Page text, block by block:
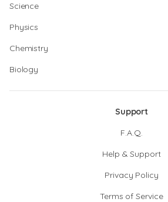
Science
Physics
Chemistry
Biology
Support
F.A.Q.
Help & Support
Privacy Policy
Terms of Service